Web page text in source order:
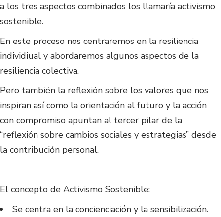
a los tres aspectos combinados los llamaría activismo
sostenible.
En este proceso nos centraremos en la resiliencia
individiual y abordaremos algunos aspectos de la
resiliencia colectiva.
Pero también la reflexión sobre los valores que nos
inspiran así como la orientación al futuro y la acción
con compromiso apuntan al tercer pilar de la
“reflexión sobre cambios sociales y estrategias” desde
la contribución personal.
El concepto de Activismo Sostenible:
Se centra en la concienciación y la sensibilización.